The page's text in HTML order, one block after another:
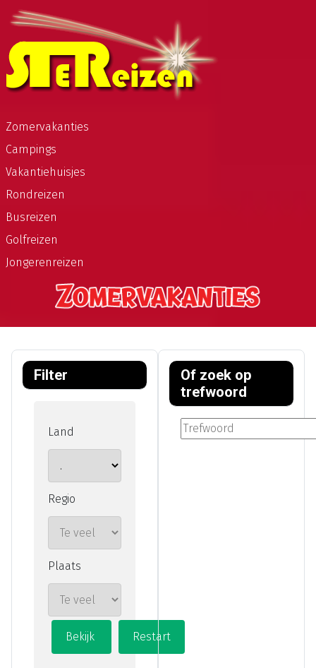
Zomervakanties
Campings
Vakantiehuisjes
Rondreizen
Busreizen
Golfreizen
Jongerenreizen
Filter
Land
Regio
Plaats
Of zoek op
trefwoord